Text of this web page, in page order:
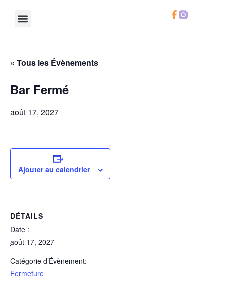
« Tous les Évènements
Bar Fermé
août 17, 2027
Ajouter au calendrier
DÉTAILS
Date :
août 17, 2027
Catégorie d’Évènement:
Fermeture